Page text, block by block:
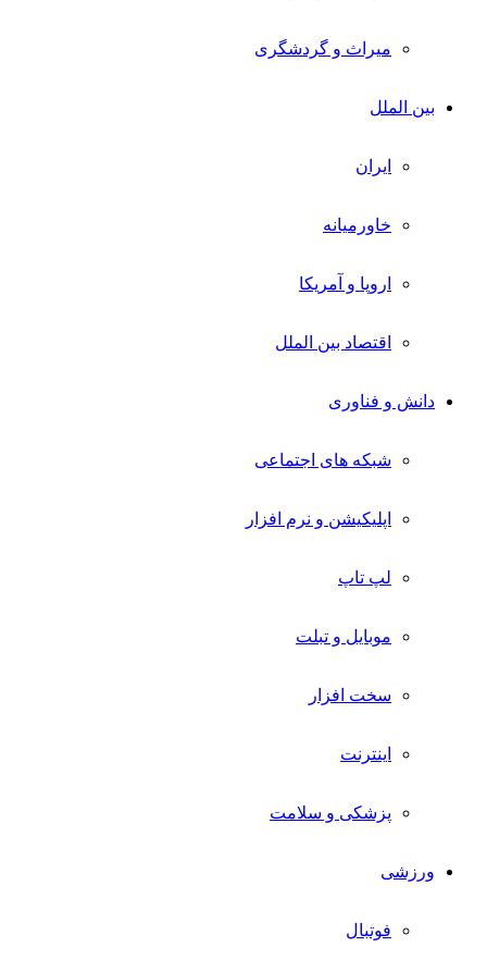
میراث و گردشگری
بین الملل
ایران
خاورمیانه
اروپا و آمریکا
اقتصاد بین الملل
دانش و فناوری
شبکه های اجتماعی
اپلیکیشن و نرم افزار
لپ تاپ
موبایل و تبلت
سخت افزار
اینترنت
پزشکی و سلامت
ورزشی
فوتبال